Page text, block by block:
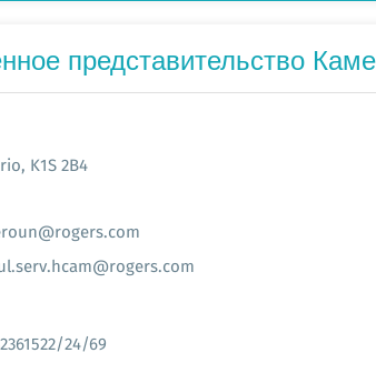
представительство
K1S 2B4
24/69